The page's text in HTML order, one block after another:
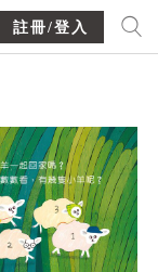
註冊/登入